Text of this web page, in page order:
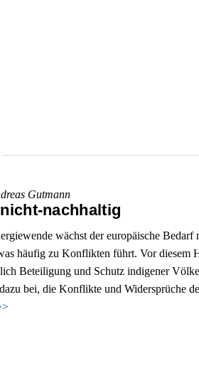
Gutmann
nachhaltig
wächst der europäische
häufig zu Konflikten führt. Vor diesem
Beteiligung und Schutz indigener
bei, die Konflikte und Widersprüche